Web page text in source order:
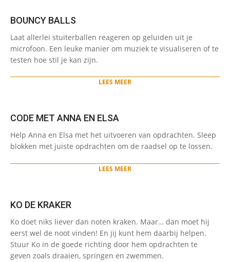
BOUNCY BALLS
05-
28
Laat allerlei stuiterballen reageren op geluiden uit je
microfoon. Een leuke manier om muziek te visualiseren of te
testen hoe stil je kan zijn.
LEES MEER
CODE MET ANNA EN ELSA
05-
27
Help Anna en Elsa met het uitvoeren van opdrachten. Sleep
blokken met juiste opdrachten om de raadsel op te lossen.
LEES MEER
KO DE KRAKER
05-
27
Ko doet niks liever dan noten kraken. Maar… dan moet hij
eerst wel de noot vinden! En jij kunt hem daarbij helpen.
Stuur Ko in de goede richting door hem opdrachten te
geven zoals draaien, springen en zwemmen.